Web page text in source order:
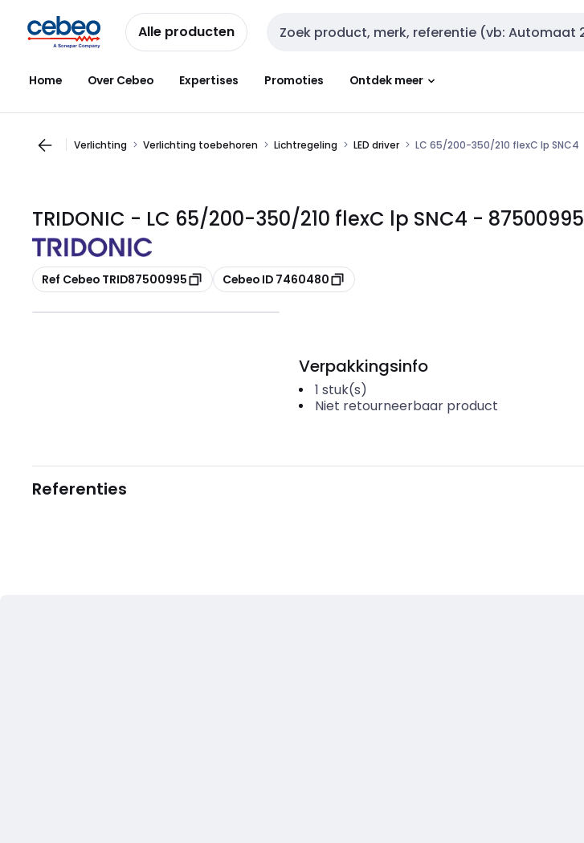
naar
navigatie
naar
inhoud
Alle producten Zoekveld invoer
Home Over Cebeo Expertises Promoties Ontdek meer
Verlichting Verlichting toebehoren Lichtregeling LED driver LC 65/200-350/210 flexC lp SNC4
TRIDONIC - LC 65/200-350/210 flexC lp SNC4 - 87500995
Kopiëren
Ref Cebeo TRID87500995 Kopiëren
Cebeo ID 7460480
Verpakkingsinfo
1 stuk(s)
Niet retourneerbaar product
Referenties